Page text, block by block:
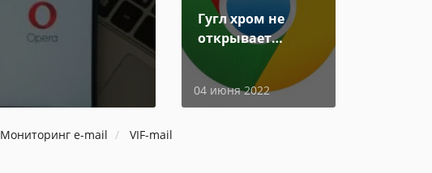
Гугл хром не
открывает
04 июня 2022
Мониторинг e-mail VIF-mail